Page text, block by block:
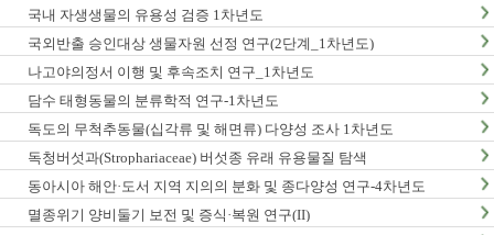
국내 자생생물의 유용성 검증 1차년도
국외반출 승인대상 생물자원 선정 연구(2단계_1차년도)
나고야의정서 이행 및 후속조치 연구_1차년도
담수 태형동물의 분류학적 연구-1차년도
독도의 무척추동물(십각류 및 해면류) 다양성 조사 1차년도
독청버섯과(Strophariaceae) 버섯종 유래 유용물질 탐색
동아시아 해안·도서 지역 지의의 분화 및 종다양성 연구-4차년도
멸종위기 양비둘기 보전 및 증식·복원 연구(II)